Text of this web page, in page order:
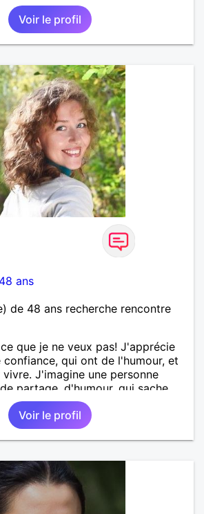
Voir le profil
48 ans
de 48 ans recherche rencontre
que je ne veux pas! J'apprécie
confiance, qui ont de l'humour, et
J'imagine une personne
partage, d'humour, qui sache
souhaite construire une vie à deux
Voir le profil